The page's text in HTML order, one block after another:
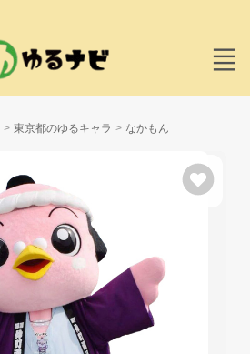
東京都のゆるキャラ なかもん